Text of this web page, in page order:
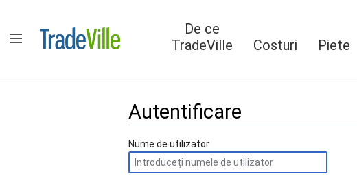
conținut
Arată/ascunde bara laterală
De ce
TradeVille
Costuri Piete
Autentificare
Nume de utilizator